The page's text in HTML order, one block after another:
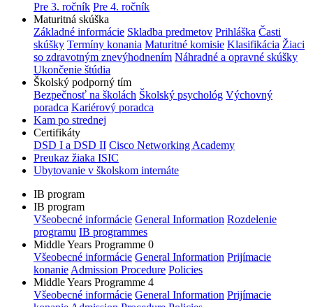
Pre 3. ročník Pre 4. ročník
Maturitná skúška
Základné informácie Skladba predmetov Prihláška Časti
skúšky Termíny konania Maturitné komisie Klasifikácia Žiaci
so zdravotným znevýhodnením Náhradné a opravné skúšky
Ukončenie štúdia
Školský podporný tím
Bezpečnosť na školách Školský psychológ Výchovný
poradca Kariérový poradca
Kam po strednej
Certifikáty
DSD I a DSD II Cisco Networking Academy
Preukaz žiaka ISIC
Ubytovanie v školskom internáte
IB program
IB program
Všeobecné informácie General Information Rozdelenie
programu IB programmes
Middle Years Programme 0
Všeobecné informácie General Information Prijímacie
konanie Admission Procedure Policies
Middle Years Programme 4
Všeobecné informácie General Information Prijímacie